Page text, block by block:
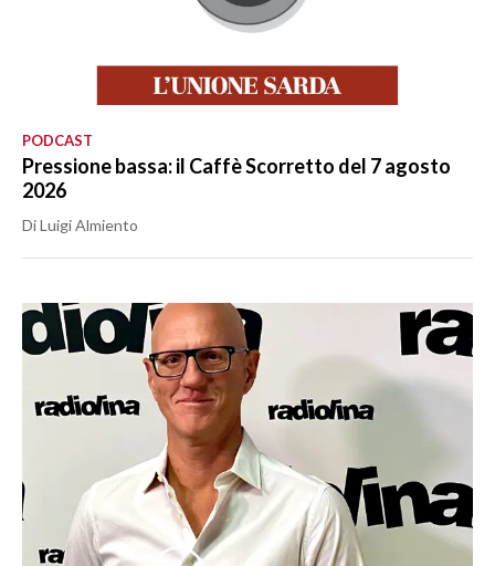
PODCAST
Pressione bassa: il Caffè Scorretto del 7 agosto
2026
Di Luigi Almiento